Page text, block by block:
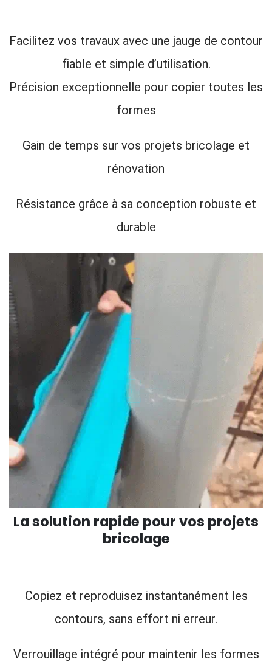
Facilitez vos travaux avec une jauge de contour
fiable et simple d’utilisation.
Précision exceptionnelle pour copier toutes les
formes
Gain de temps sur vos projets bricolage et
rénovation
Résistance grâce à sa conception robuste et
durable
La solution rapide pour vos projets
bricolage
Copiez et reproduisez instantanément les
contours, sans effort ni erreur.
Verrouillage intégré pour maintenir les formes